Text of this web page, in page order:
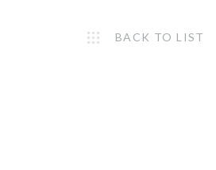
BACK TO LIST